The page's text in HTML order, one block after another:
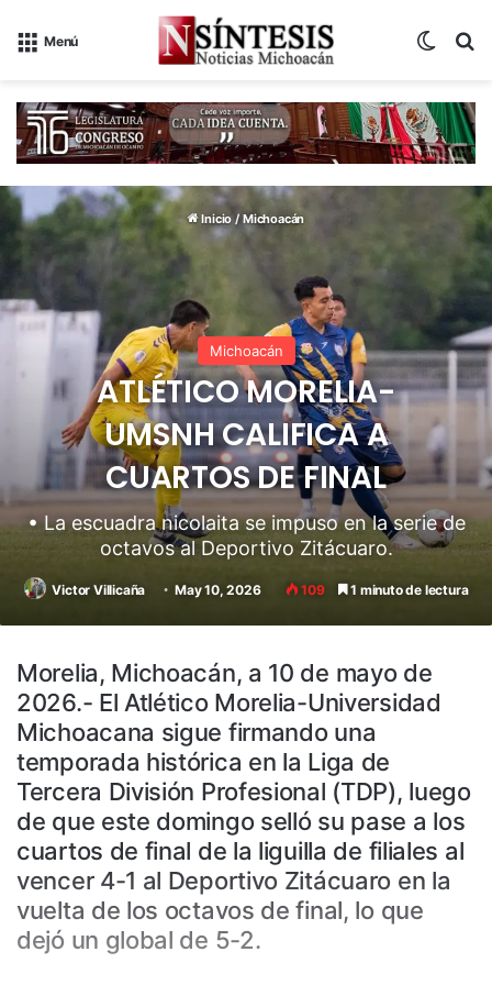
Menú
Inicio / Michoacán
Michoacán
ATLÉTICO MORELIA-
UMSNH CALIFICA A
CUARTOS DE FINAL
• La escuadra nicolaita se impuso en la serie de
octavos al Deportivo Zitácuaro.
Victor Villicaña May 10, 2026 109 1 minuto de lectura
Morelia, Michoacán, a 10 de mayo de
2026.- El Atlético Morelia-Universidad
Michoacana sigue firmando una
temporada histórica en la Liga de
Tercera División Profesional (TDP), luego
de que este domingo selló su pase a los
cuartos de final de la liguilla de filiales al
vencer 4-1 al Deportivo Zitácuaro en la
vuelta de los octavos de final, lo que
dejó un global de 5-2.